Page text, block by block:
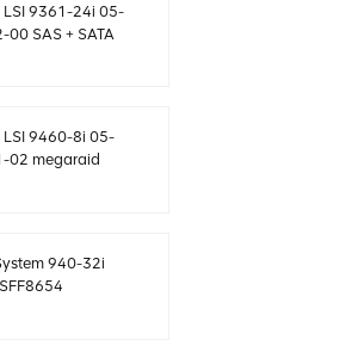
00 SAS + SATA
02 megaraid
940-32i